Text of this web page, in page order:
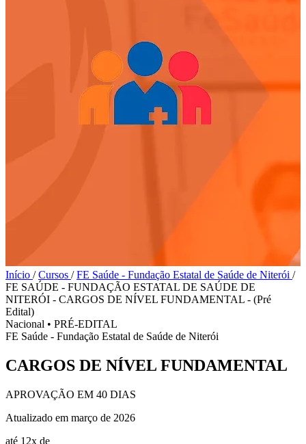
Início / Cursos / FE Saúde - Fundação Estatal de Saúde de Niterói /
FE SAÚDE - FUNDAÇÃO ESTATAL DE SAÚDE DE
NITERÓI - CARGOS DE NÍVEL FUNDAMENTAL - (Pré
Edital)
Nacional • PRÉ-EDITAL
FE Saúde - Fundação Estatal de Saúde de Niterói
CARGOS DE NÍVEL FUNDAMENTAL
APROVAÇÃO EM 40 DIAS
Atualizado em março de 2026
até 12x de